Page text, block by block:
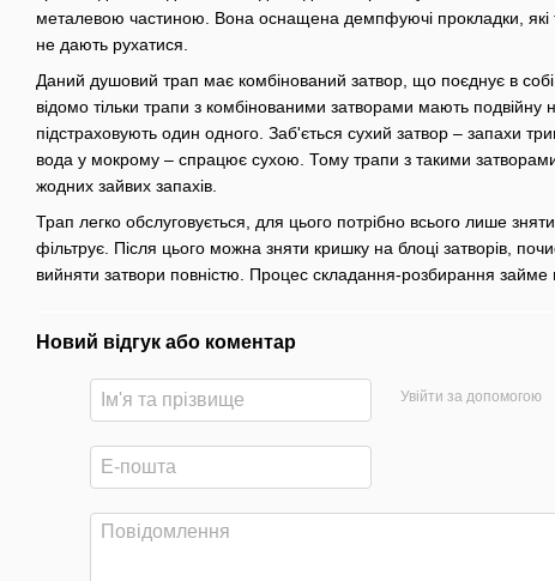
металевою частиною. Вона оснащена демпфуючі прокладки, які
не дають рухатися.
Даний душовий трап має комбінований затвор, що поєднує в
відомо тільки трапи з комбінованими затворами мають подвійну
підстраховують один одного. Заб'ється сухий затвор – запахи
вода у мокрому – спрацює сухою. Тому трапи з такими
жодних зайвих запахів.
Трап легко обслуговується, для цього потрібно всього лише
фільтрує. Після цього можна зняти кришку на блоці затворів,
вийняти затвори повністю. Процес складання-розбирання
Новий відгук або коментар
Увійти за допомогою